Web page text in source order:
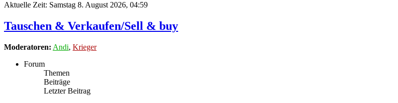
Aktuelle Zeit: Samstag 8. August 2026, 04:59
Tauschen & Verkaufen/Sell & buy
Moderatoren: Andi, Krieger
Forum
Themen
Beiträge
Letzter Beitrag